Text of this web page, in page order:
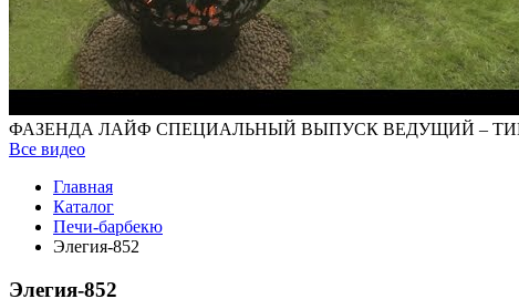
ФАЗЕНДА ЛАЙФ СПЕЦИАЛЬНЫЙ ВЫПУСК ВЕДУЩИЙ –
Все видео
Главная
Каталог
Печи-барбекю
Элегия-852
Элегия-852